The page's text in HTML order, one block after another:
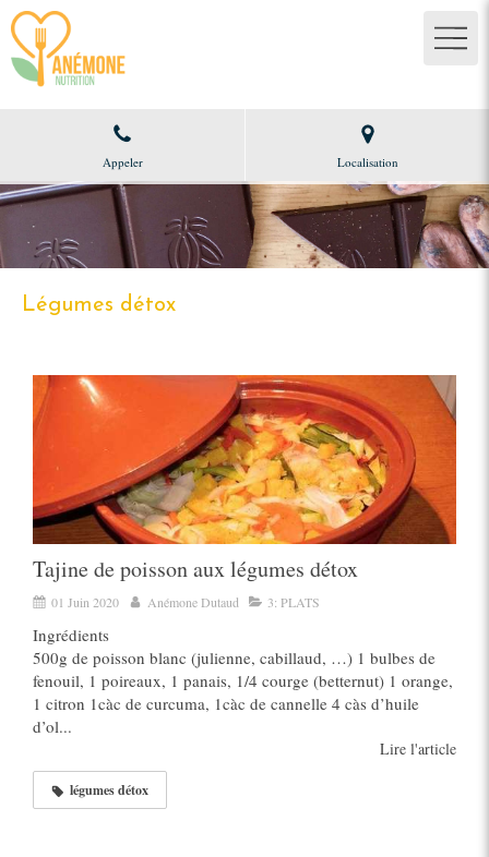
Appeler Localisation
Légumes détox
Tajine de poisson aux légumes détox
01 Juin 2020 Anémone Dutaud 3: PLATS
Ingrédients
500g de poisson blanc (julienne, cabillaud, …) 1 bulbes de
fenouil, 1 poireaux, 1 panais, 1/4 courge (betternut) 1 orange,
1 citron 1càc de curcuma, 1càc de cannelle 4 càs d’huile
d’ol...
Lire l'article
légumes détox